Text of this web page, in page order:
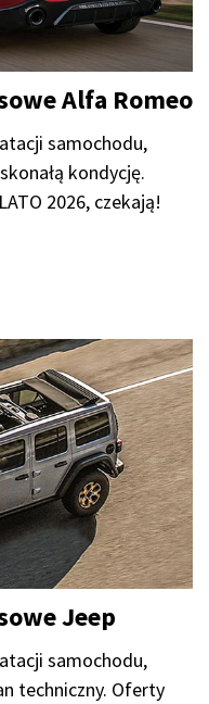
Alfa Romeo
samochodu,
kondycję.
2026, czekają!
Jeep
samochodu,
techniczny. Oferty